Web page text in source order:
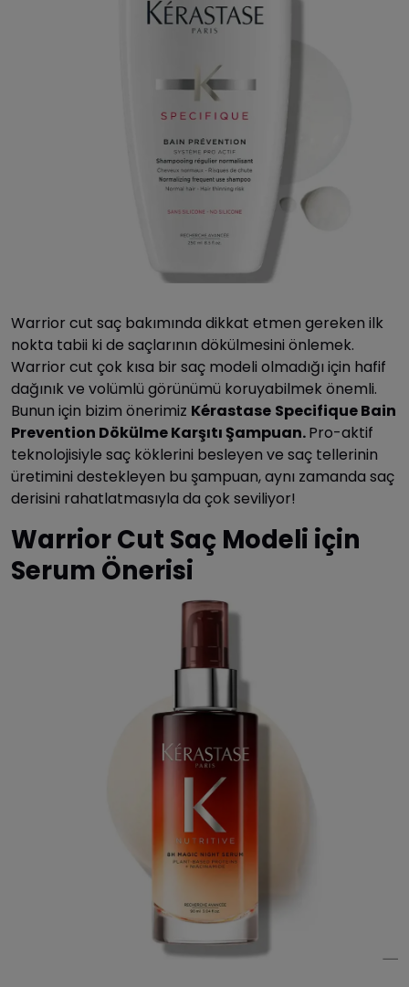
Warrior cut saç bakımında dikkat etmen gereken ilk
nokta tabii ki de saçlarının dökülmesini önlemek.
Warrior cut çok kısa bir saç modeli olmadığı için hafif
dağınık ve volümlü görünümü koruyabilmek önemli.
Bunun için bizim önerimiz Kérastase Specifique Bain
Prevention Dökülme Karşıtı Şampuan.Pro-aktif
teknolojisiyle saç köklerini besleyen ve saç tellerinin
üretimini destekleyen bu şampuan, aynı zamanda saç
derisini rahatlatmasıyla da çok seviliyor!
Warrior Cut Saç Modeli için
Serum Önerisi